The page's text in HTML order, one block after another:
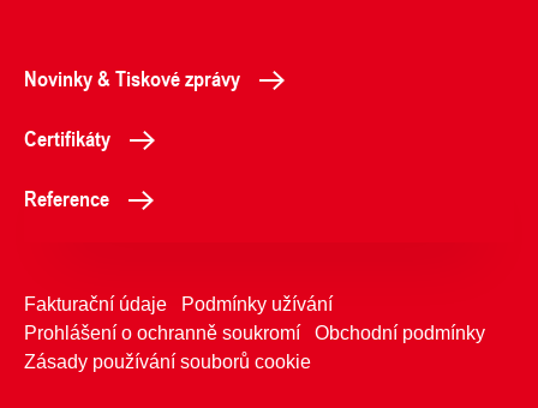
Novinky & Tiskové zprávy
Certifikáty
Reference
Fakturační údaje
Podmínky užívání
Prohlášení o ochranně soukromí
Obchodní podmínky
Zásady používání souborů cookie